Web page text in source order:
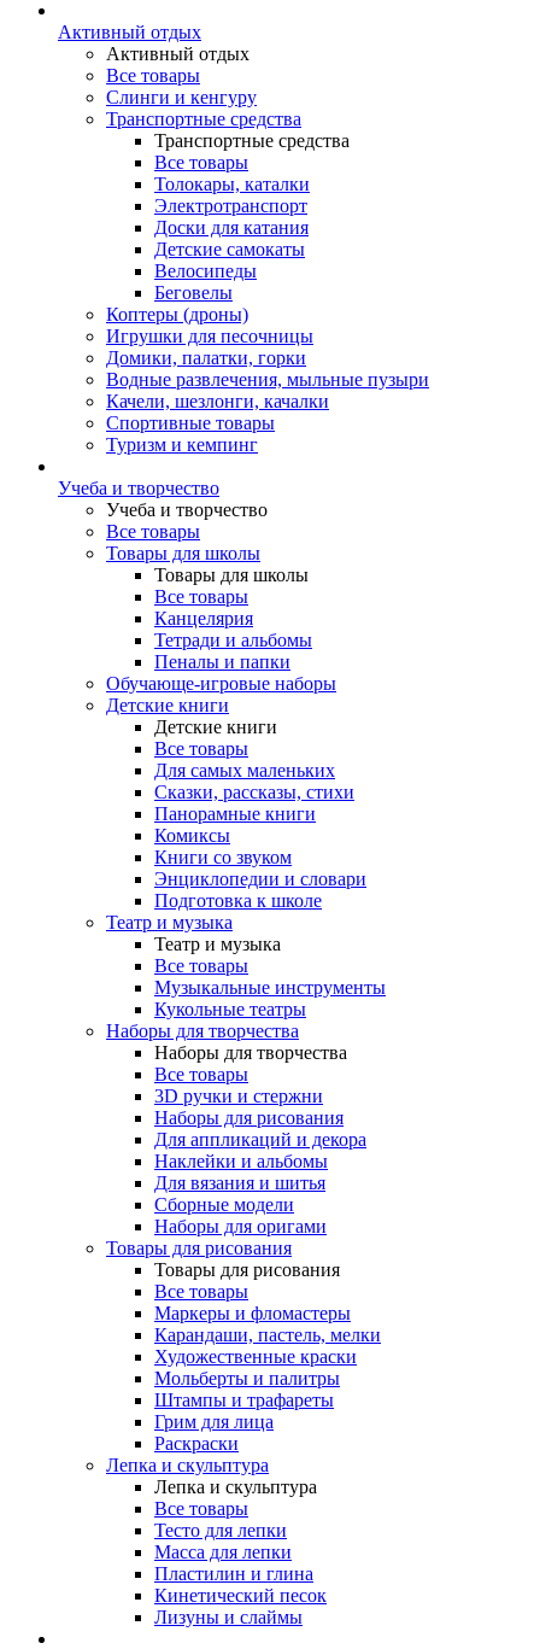
Активный отдых
Активный отдых
Все товары
Слинги и кенгуру
Транспортные средства
Транспортные средства
Все товары
Толокары, каталки
Электротранспорт
Доски для катания
Детские самокаты
Велосипеды
Беговелы
Коптеры (дроны)
Игрушки для песочницы
Домики, палатки, горки
Водные развлечения, мыльные пузыри
Качели, шезлонги, качалки
Спортивные товары
Туризм и кемпинг
Учеба и творчество
Учеба и творчество
Все товары
Товары для школы
Товары для школы
Все товары
Канцелярия
Тетради и альбомы
Пеналы и папки
Обучающе-игровые наборы
Детские книги
Детские книги
Все товары
Для самых маленьких
Сказки, рассказы, стихи
Панорамные книги
Комиксы
Книги со звуком
Энциклопедии и словари
Подготовка к школе
Театр и музыка
Театр и музыка
Все товары
Музыкальные инструменты
Кукольные театры
Наборы для творчества
Наборы для творчества
Все товары
3D ручки и стержни
Наборы для рисования
Для аппликаций и декора
Наклейки и альбомы
Для вязания и шитья
Сборные модели
Наборы для оригами
Товары для рисования
Товары для рисования
Все товары
Маркеры и фломастеры
Карандаши, пастель, мелки
Художественные краски
Мольберты и палитры
Штампы и трафареты
Грим для лица
Раскраски
Лепка и скульптура
Лепка и скульптура
Все товары
Тесто для лепки
Масса для лепки
Пластилин и глина
Кинетический песок
Лизуны и слаймы